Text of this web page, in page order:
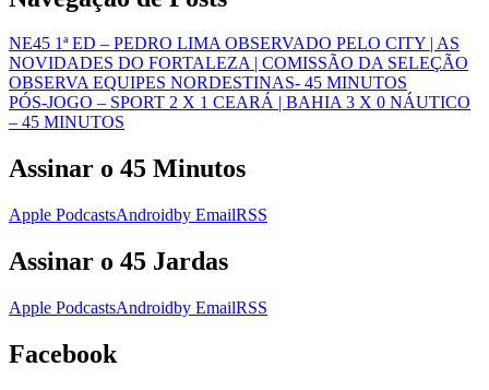
NE45 1ª ED – PEDRO LIMA OBSERVADO PELO CITY | AS
NOVIDADES DO FORTALEZA | COMISSÃO DA SELEÇÃO
OBSERVA EQUIPES NORDESTINAS- 45 MINUTOS
PÓS-JOGO – SPORT 2 X 1 CEARÁ | BAHIA 3 X 0 NÁUTICO
– 45 MINUTOS
Assinar o 45 Minutos
Apple PodcastsAndroidby EmailRSS
Assinar o 45 Jardas
Apple PodcastsAndroidby EmailRSS
Facebook